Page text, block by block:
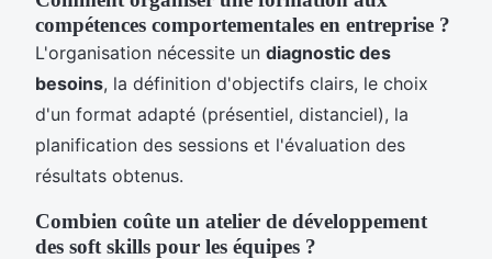
compétences comportementales en entreprise ?
L'organisation nécessite un diagnostic des
besoins, la définition d'objectifs clairs, le choix
d'un format adapté (présentiel, distanciel), la
planification des sessions et l'évaluation des
résultats obtenus.
Combien coûte un atelier de développement
des soft skills pour les équipes ?